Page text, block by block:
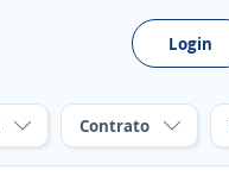
Login
Contrato